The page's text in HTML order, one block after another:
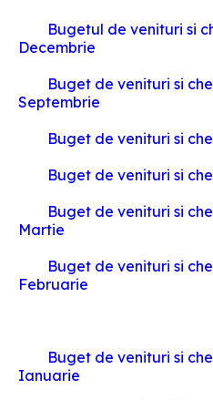
Bugetul de venituri si
Decembrie
Buget de venituri si
Septembrie
Buget de venituri si
Buget de venituri si
Buget de venituri si
Martie
Buget de venituri si
Februarie
Buget de venituri si
Ianuarie